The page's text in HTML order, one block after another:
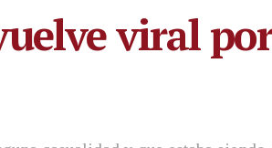
viral